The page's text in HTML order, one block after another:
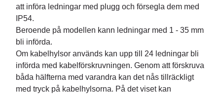
att införa ledningar med plugg och försegla dem med
IP54.
Beroende på modellen kann ledningar med 1 - 35 mm
bli införda.
Om kabelhylsor används kan upp till 24 ledningar bli
införda med kabelförskruvningen. Genom att förskruva
båda hälfterna med varandra kan det nås tillräckligt
med tryck på kabelhylsorna. På det viset kan